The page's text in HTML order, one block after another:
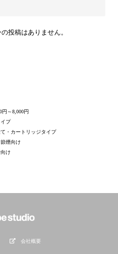
投稿はありません。
円～8,000円
プ
・カートリッジタイプ
煙向け
け
会社概要